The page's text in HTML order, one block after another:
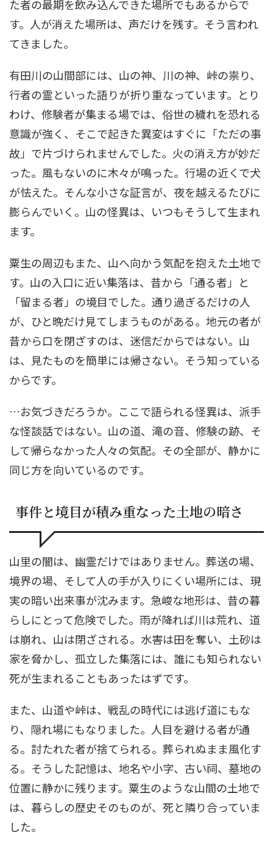
た者の最期を飲み込んできた場所でもあるからで
す。人が消えた場所は、声だけを残す。そう言われ
てきました。
有田川の山間部には、山の神、川の神、峠の祟り、
行者の霊といった語りが折り重なっています。とり
わけ、修験者が集まる場では、俗世の穢れを恐れる
意識が強く、そこで起きた異変はすぐに「ただの事
故」で片づけられませんでした。火の消え方が妙だ
った。風もないのに木々が鳴った。行場の近くで犬
が怯えた。そんな小さな証言が、夜を越えるたびに
膨らんでいく。山の怪異は、いつもそうして生まれ
ます。
粟生の周辺もまた、山へ向かう気配を抱えた土地で
す。山の入口に近い集落は、昔から「通る者」と
「留まる者」の境目でした。通り過ぎるだけの人
が、ひと晩だけ見てしまうものがある。地元の者が
昔から口を閉ざすのは、迷信だからではない。山
は、見たものを簡単には帰さない。そう知っている
からです。
…お気づきだろうか。ここで語られる怪異は、派手
な怪談話ではない。山の道、滝の音、修験の跡、そ
して帰らなかった人々の気配。その全部が、静かに
同じ方を向いているのです。
事件と境目が積み重なった土地の暗さ
山里の闇は、幽霊だけではありません。葬送の場、
境界の場、そして人の手が入りにくい場所には、現
実の暗い出来事が沈みます。急峻な地形は、昔の暮
らしにとって危険でした。雨が降れば川は荒れ、道
は崩れ、山は閉ざされる。水害は田を奪い、土砂は
家を脅かし、孤立した集落には、誰にも知られない
死が生まれることもあったはずです。
また、山道や峠は、戦乱の時代には逃げ道にもな
り、隠れ場にもなりました。人目を避ける者が通
る。討たれた者が捨てられる。葬られぬまま風化す
る。そうした記憶は、地名や小字、古い祠、墓地の
位置に静かに残ります。粟生のような山間の土地で
は、暮らしの歴史そのものが、死と隣り合っていま
した。